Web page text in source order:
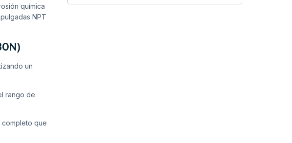
química
NPT
un
rango de
completo que